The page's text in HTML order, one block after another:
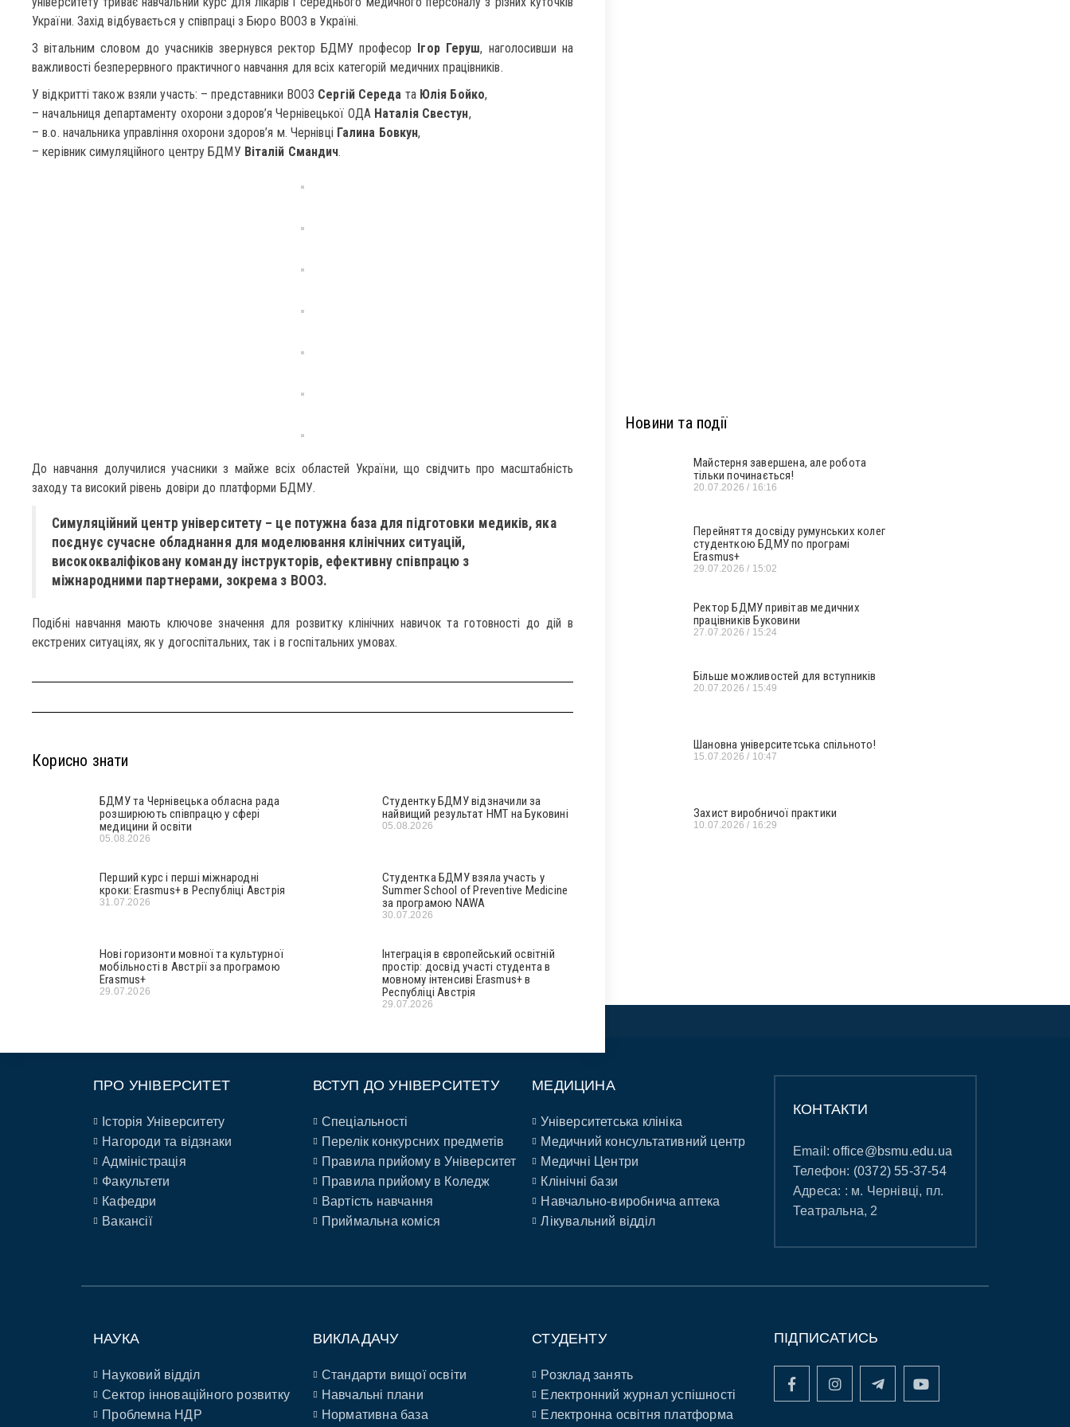
України. Захід відбувається у співпраці з Бюро ВООЗ в Україні.
З вітальним словом до учасників звернувся ректор БДМУ професор Ігор Геруш, наголосивши на
важливості безперервного практичного навчання для всіх категорій медичних працівників.
У відкритті також взяли участь: – представники ВООЗ Сергій Середа та Юлія Бойко,
– начальниця департаменту охорони здоров’я Чернівецької ОДА Наталія Свестун,
– в.о. начальника управління охорони здоров’я м. Чернівці Галина Бовкун,
– керівник симуляційного центру БДМУ Віталій Смандич.
До навчання долучилися учасники з майже всіх областей України, що свідчить про масштабність
заходу та високий рівень довіри до платформи БДМУ.
Симуляційний центр університету – це потужна база для підготовки медиків, яка
поєднує сучасне обладнання для моделювання клінічних ситуацій,
висококваліфіковану команду інструкторів, ефективну співпрацю з
міжнародними партнерами, зокрема з ВООЗ.
Подібні навчання мають ключове значення для розвитку клінічних навичок та готовності до дій в
екстрених ситуаціях, як у догоспітальних, так і в госпітальних умовах.
Корисно знати
БДМУ та Чернівецька обласна рада
розширюють співпрацю у сфері
медицини й освіти
05.08.2026
Студентку БДМУ відзначили за
найвищий результат НМТ на Буковині
05.08.2026
Перший курс і перші міжнародні
кроки: Erasmus+ в Республіці Австрія
31.07.2026
Студентка БДМУ взяла участь у
Summer School of Preventive Medicine
за програмою NAWA
30.07.2026
Нові горизонти мовної та культурної
мобільності в Австрії за програмою
Erasmus+
29.07.2026
Інтеграція в європейський освітній
простір: досвід участі студента в
мовному інтенсиві Erasmus+ в
Республіці Австрія
29.07.2026
Новини та події
Майстерня завершена, але робота
тільки починається!
20.07.2026 16:16
Перейняття досвіду румунських колег
студенткою БДМУ по програмі
Erasmus+
29.07.2026 15:02
Ректор БДМУ привітав медичних
працівників Буковини
27.07.2026 15:24
Більше можливостей для вступників
20.07.2026 15:49
Шановна університетська спільното!
15.07.2026 10:47
Захист виробничої практики
10.07.2026 16:29
ПРО УНІВЕРСИТЕТ
Історія Університету
Нагороди та відзнаки
Адміністрація
Факультети
Кафедри
Вакансії
ВСТУП ДО УНІВЕРСИТЕТУ
Спеціальності
Перелік конкурсних предметів
Правила прийому в Університет
Правила прийому в Коледж
Вартість навчання
Приймальна коміся
МЕДИЦИНА
Університетська клініка
Медичний консультативний центр
Медичні Центри
Клінічні бази
Навчально-виробнича аптека
Лікувальний відділ
КОНТАКТИ
Email:office@bsmu.edu.ua
Телефон: (0372) 55-37-54
Адреса: : м. Чернівці, пл.
Театральна, 2
НАУКА
Науковий відділ
Сектор інноваційного розвитку
Проблемна НДР
ВИКЛАДАЧУ
Стандарти вищої освіти
Навчальні плани
Нормативна база
СТУДЕНТУ
Розклад занять
Електронний журнал успішності
Електронна освітня платформа
ПІДПИСАТИСЬ